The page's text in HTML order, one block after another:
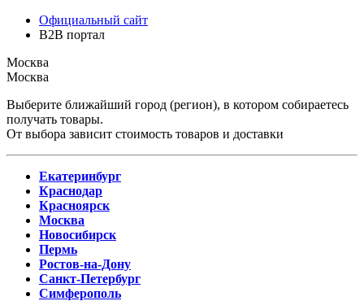
Официальный сайт
B2B портал
Москва
Москва
Выберите ближайший город (регион), в котором собираетесь
получать товары.
От выбора зависит стоимость товаров и доставки
Екатеринбург
Краснодар
Красноярск
Москва
Новосибирск
Пермь
Ростов-на-Дону
Санкт-Петербург
Симферополь